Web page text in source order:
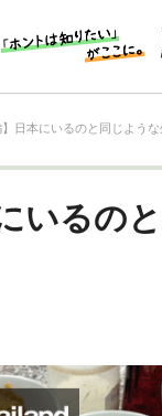
】日本にいるのと同じよう
いるの